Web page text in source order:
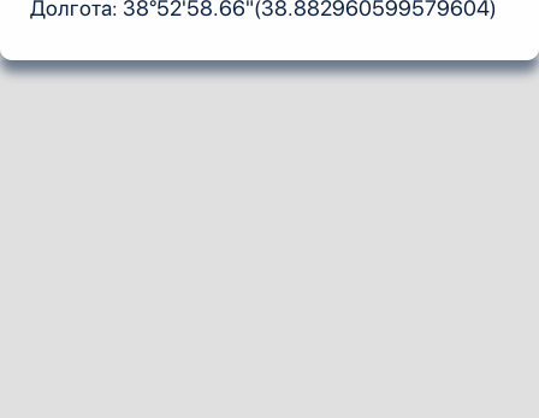
Долгота: 38°52'58.66"(38.882960599579604)